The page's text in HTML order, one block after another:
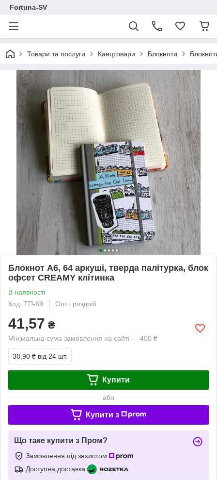
Fortuna-SV
Товари та послуги Канцтовари Блокноти
Блокнот А6, 64 аркуші, тверда палітурка, блок
офсет CREAMY клітинка
В наявності
Код: ТП-69
Опт і роздріб
41,57 ₴
Мінімальна сума замовлення на сайті — 400 ₴
38,90 ₴ від 24 шт.
Купити
або
Купити з
Що таке купити з Пром?
Замовлення під захистом
Доступна доставка